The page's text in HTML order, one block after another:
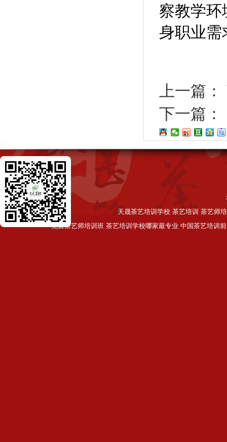
察教学环
身职业需
上一篇：
下一篇：
天晟茶艺培训学校 茶艺培训 茶艺师
免费茶艺师培训班 茶艺培训学校哪家最专业 中国茶艺培训